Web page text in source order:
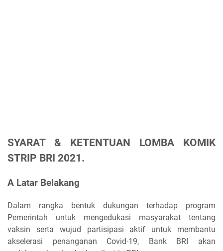
SYARAT & KETENTUAN LOMBA KOMIK
STRIP BRI 2021.
A Latar Belakang
Dalam rangka bentuk dukungan terhadap program
Pemerintah untuk mengedukasi masyarakat tentang
vaksin serta wujud partisipasi aktif untuk membantu
akselerasi penanganan Covid-19, Bank BRI akan